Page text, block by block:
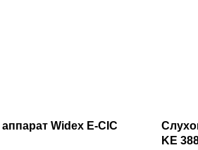
Widex E-CIC
KE